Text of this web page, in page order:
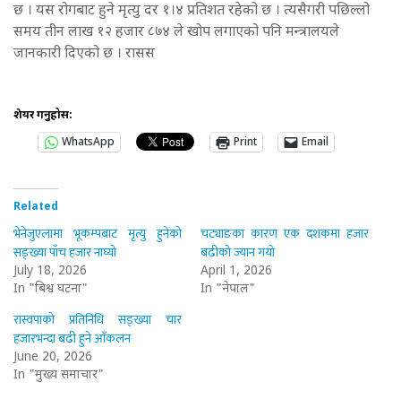
छ । यस रोगबाट हुने मृत्यु दर १।४ प्रतिशत रहेको छ । त्यसैगरी पछिल्लो
समय तीन लाख १२ हजार ८७४ ले खोप लगाएको पनि मन्त्रालयले
जानकारी दिएको छ । रासस
शेयर गर्नुहोस:
WhatsApp
Print Email
Related
भेनेजुएलामा भूकम्पबाट मृत्यु हुनेको
सङ्ख्या पाँच हजार नाघ्यो
July 18, 2026
In "बिश्व घटना"
चट्याङका कारण एक दशकमा हजार
बढीको ज्यान गयो
April 1, 2026
In "नेपाल"
रास्वपाको प्रतिनिधि सङ्ख्या चार
हजारभन्दा बढी हुने आँकलन
June 20, 2026
In "मुख्य समाचार"